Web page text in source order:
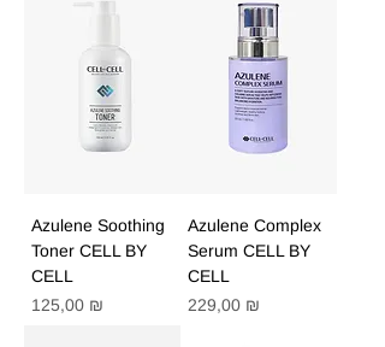
Azulene Soothing
Toner CELL BY
CELL
Цена
125,00 ₪
Azulene Complex
Serum CELL BY
CELL
Цена
229,00 ₪